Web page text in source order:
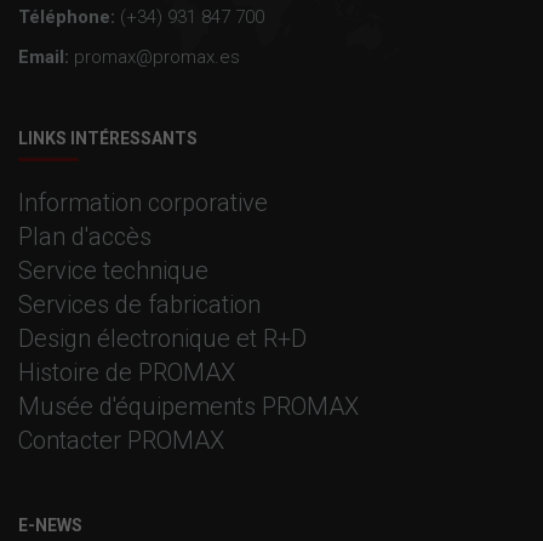
Téléphone: (+34) 931 847 700
Email: promax@promax.es
LINKS INTÉRESSANTS
Information corporative
Plan d'accès
Service technique
Services de fabrication
Design électronique et R+D
Histoire de PROMAX
Musée d'équipements PROMAX
Contacter PROMAX
E-NEWS